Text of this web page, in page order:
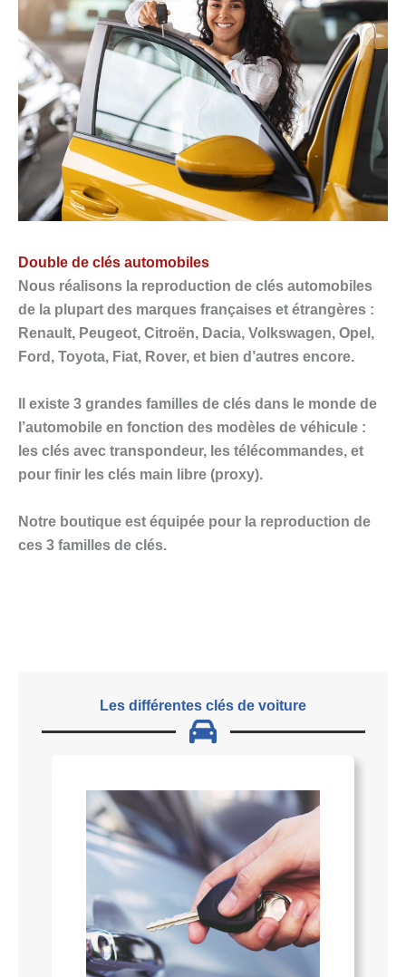
Double de clés automobiles
Nous réalisons la reproduction de clés automobiles
de la plupart des marques françaises et étrangères :
Renault, Peugeot, Citroën, Dacia, Volkswagen, Opel,
Ford, Toyota, Fiat, Rover, et bien d’autres encore.
Il existe 3 grandes familles de clés dans le monde de
l’automobile en fonction des modèles de véhicule :
les clés avec transpondeur, les télécommandes, et
pour finir les clés main libre (proxy).
Notre boutique est équipée pour la reproduction de
ces 3 familles de clés.
Les différentes clés de voiture